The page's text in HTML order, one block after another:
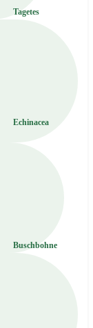
Tagetes
Echinacea
Buschbohne